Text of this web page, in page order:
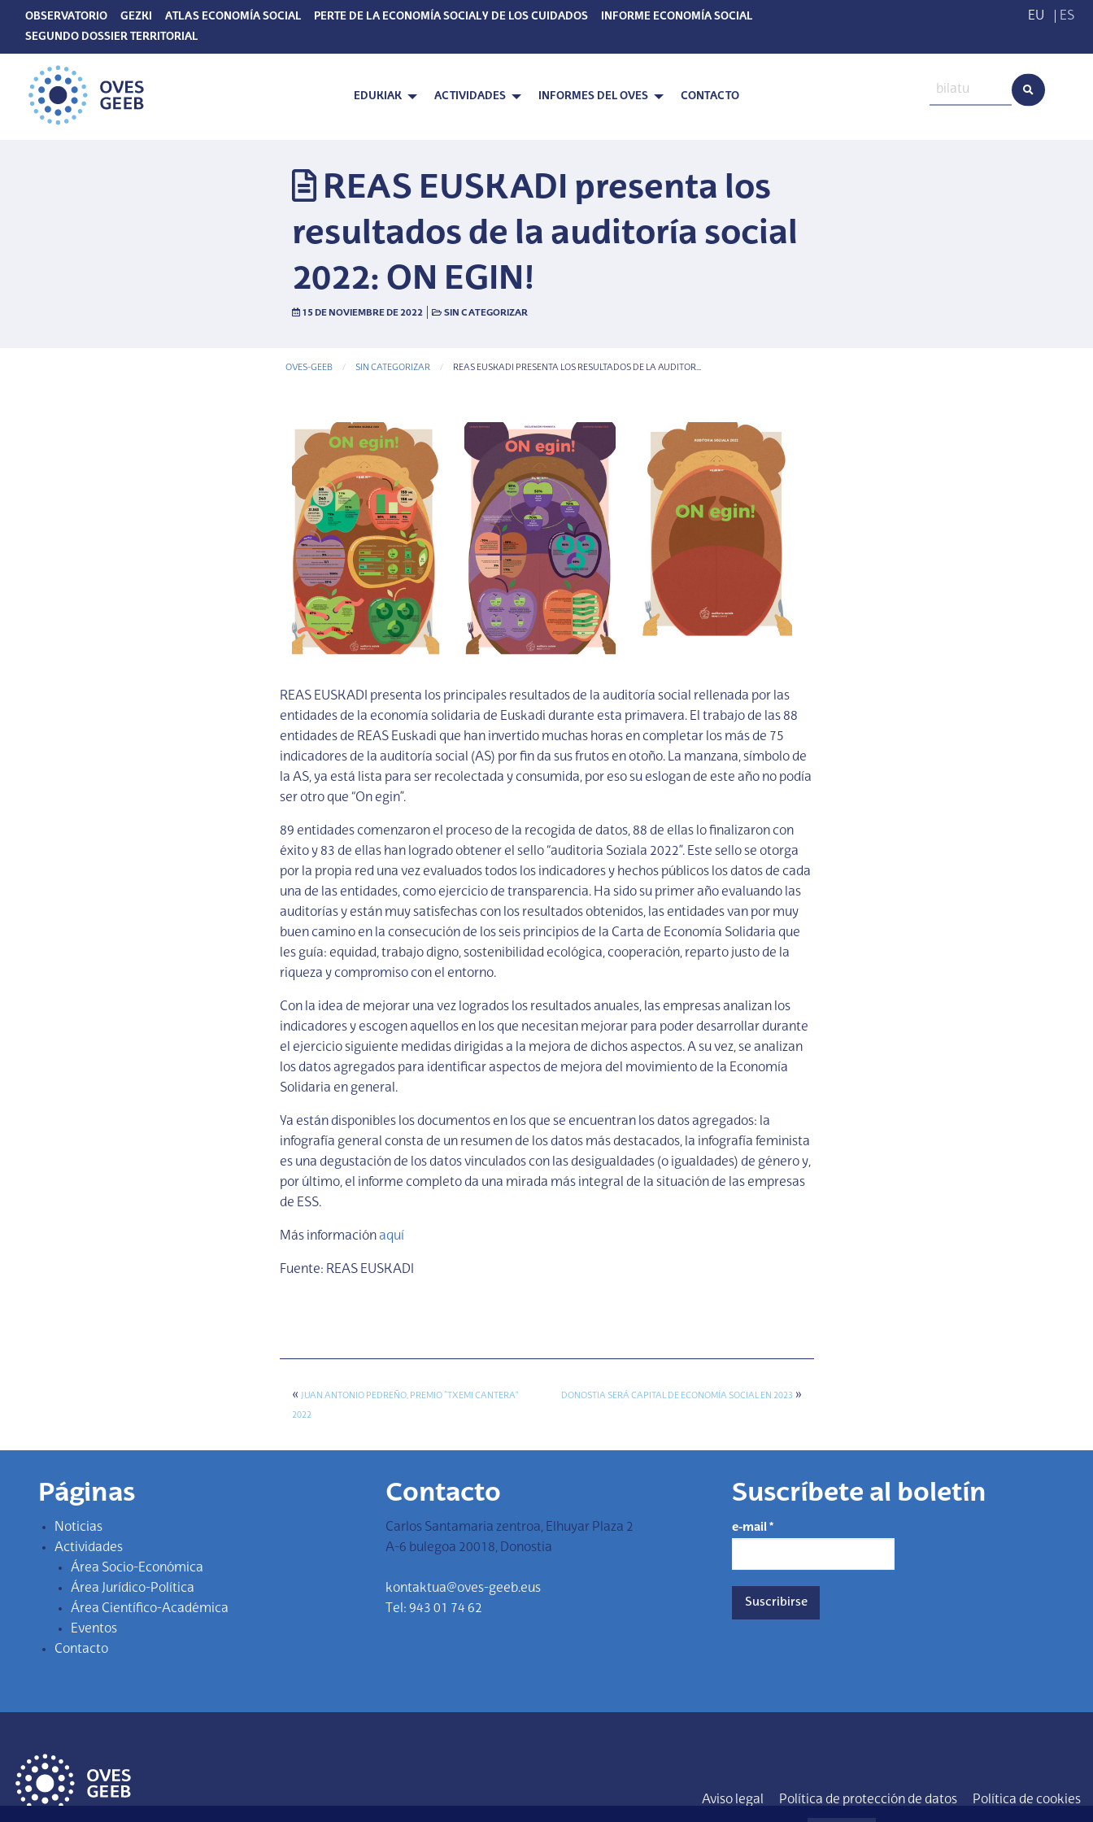
EU ES
OBSERVATORIO GEZKI ATLAS ECONOMÍA SOCIAL PERTE DE LA ECONOMÍA SOCIAL Y DE LOS CUIDADOS
INFORME ECONOMÍA SOCIAL
SEGUNDO DOSSIER TERRITORIAL
EDUKIAK ACTIVIDADES INFORMES DEL OVES CONTACTO
REAS EUSKADI presenta los
resultados de la auditoría social
2022: ON EGIN!
15 DE NOVIEMBRE DE 2022 SIN CATEGORIZAR
OVES-GEEB SIN CATEGORIZAR CURRENT-PAGE
REAS EUSKADI PRESENTA LOS RESULTADOS DE LA AUDITOR...
REAS EUSKADI presenta los principales resultados de la auditoría social rellenada por las
entidades de la economía solidaria de Euskadi durante esta primavera. El trabajo de las 88
entidades de REAS Euskadi que han invertido muchas horas en completar los más de 75
indicadores de la auditoría social (AS) por fin da sus frutos en otoño. La manzana, símbolo de
la AS, ya está lista para ser recolectada y consumida, por eso su eslogan de este año no podía
ser otro que “On egin”.
89 entidades comenzaron el proceso de la recogida de datos, 88 de ellas lo finalizaron con
éxito y 83 de ellas han logrado obtener el sello “auditoria Soziala 2022”. Este sello se otorga
por la propia red una vez evaluados todos los indicadores y hechos públicos los datos de cada
una de las entidades, como ejercicio de transparencia. Ha sido su primer año evaluando las
auditorías y están muy satisfechas con los resultados obtenidos, las entidades van por muy
buen camino en la consecución de los seis principios de la Carta de Economía Solidaria que
les guía: equidad, trabajo digno, sostenibilidad ecológica, cooperación, reparto justo de la
riqueza y compromiso con el entorno.
Con la idea de mejorar una vez logrados los resultados anuales, las empresas analizan los
indicadores y escogen aquellos en los que necesitan mejorar para poder desarrollar durante
el ejercicio siguiente medidas dirigidas a la mejora de dichos aspectos. A su vez, se analizan
los datos agregados para identificar aspectos de mejora del movimiento de la Economía
Solidaria en general.
Ya están disponibles los documentos en los que se encuentran los datos agregados: la
infografía general consta de un resumen de los datos más destacados, la infografía feminista
es una degustación de los datos vinculados con las desigualdades (o igualdades) de género y,
por último, el informe completo da una mirada más integral de la situación de las empresas
de ESS.
Más información aquí
Fuente: REAS EUSKADI
« JUAN ANTONIO PEDREÑO, PREMIO “TXEMI CANTERA”
2022
DONOSTIA SERÁ CAPITAL DE ECONOMÍA SOCIAL EN 2023 »
Páginas
Noticias
Actividades
Área Socio-Económica
Área Jurídico-Política
Área Científico-Académica
Eventos
Contacto
Contacto
Carlos Santamaria zentroa, Elhuyar Plaza 2
A-6 bulegoa 20018, Donostia
kontaktua@oves-geeb.eus
Tel: 943 01 74 62
Suscríbete al boletín
e-mail*
Aviso legal Política de protección de datos Política de cookies